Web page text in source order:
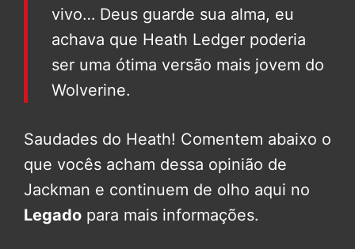
vivo… Deus guarde sua alma, eu
achava que Heath Ledger poderia
ser uma ótima versão mais jovem do
Wolverine.
Saudades do Heath! Comentem abaixo o
que vocês acham dessa opinião de
Jackman e continuem de olho aqui no
Legado para mais informações.